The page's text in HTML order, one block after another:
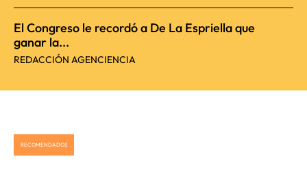
El Congreso le recordó a De La Espriella que
ganar la...
REDACCIÓN AGENCIENCIA
RECOMENDADOS